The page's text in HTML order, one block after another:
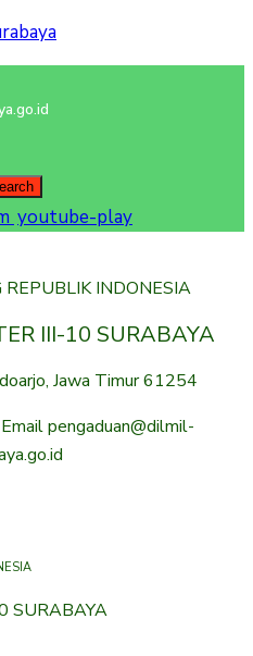
youtube-play
INDONESIA
III-10 SURABAYA
Jawa Timur 61254
pengaduan@dilmil-
SURABAYA